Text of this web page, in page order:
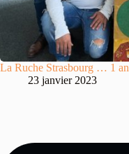
La Ruche Strasbourg … 1
23 janvier 2023